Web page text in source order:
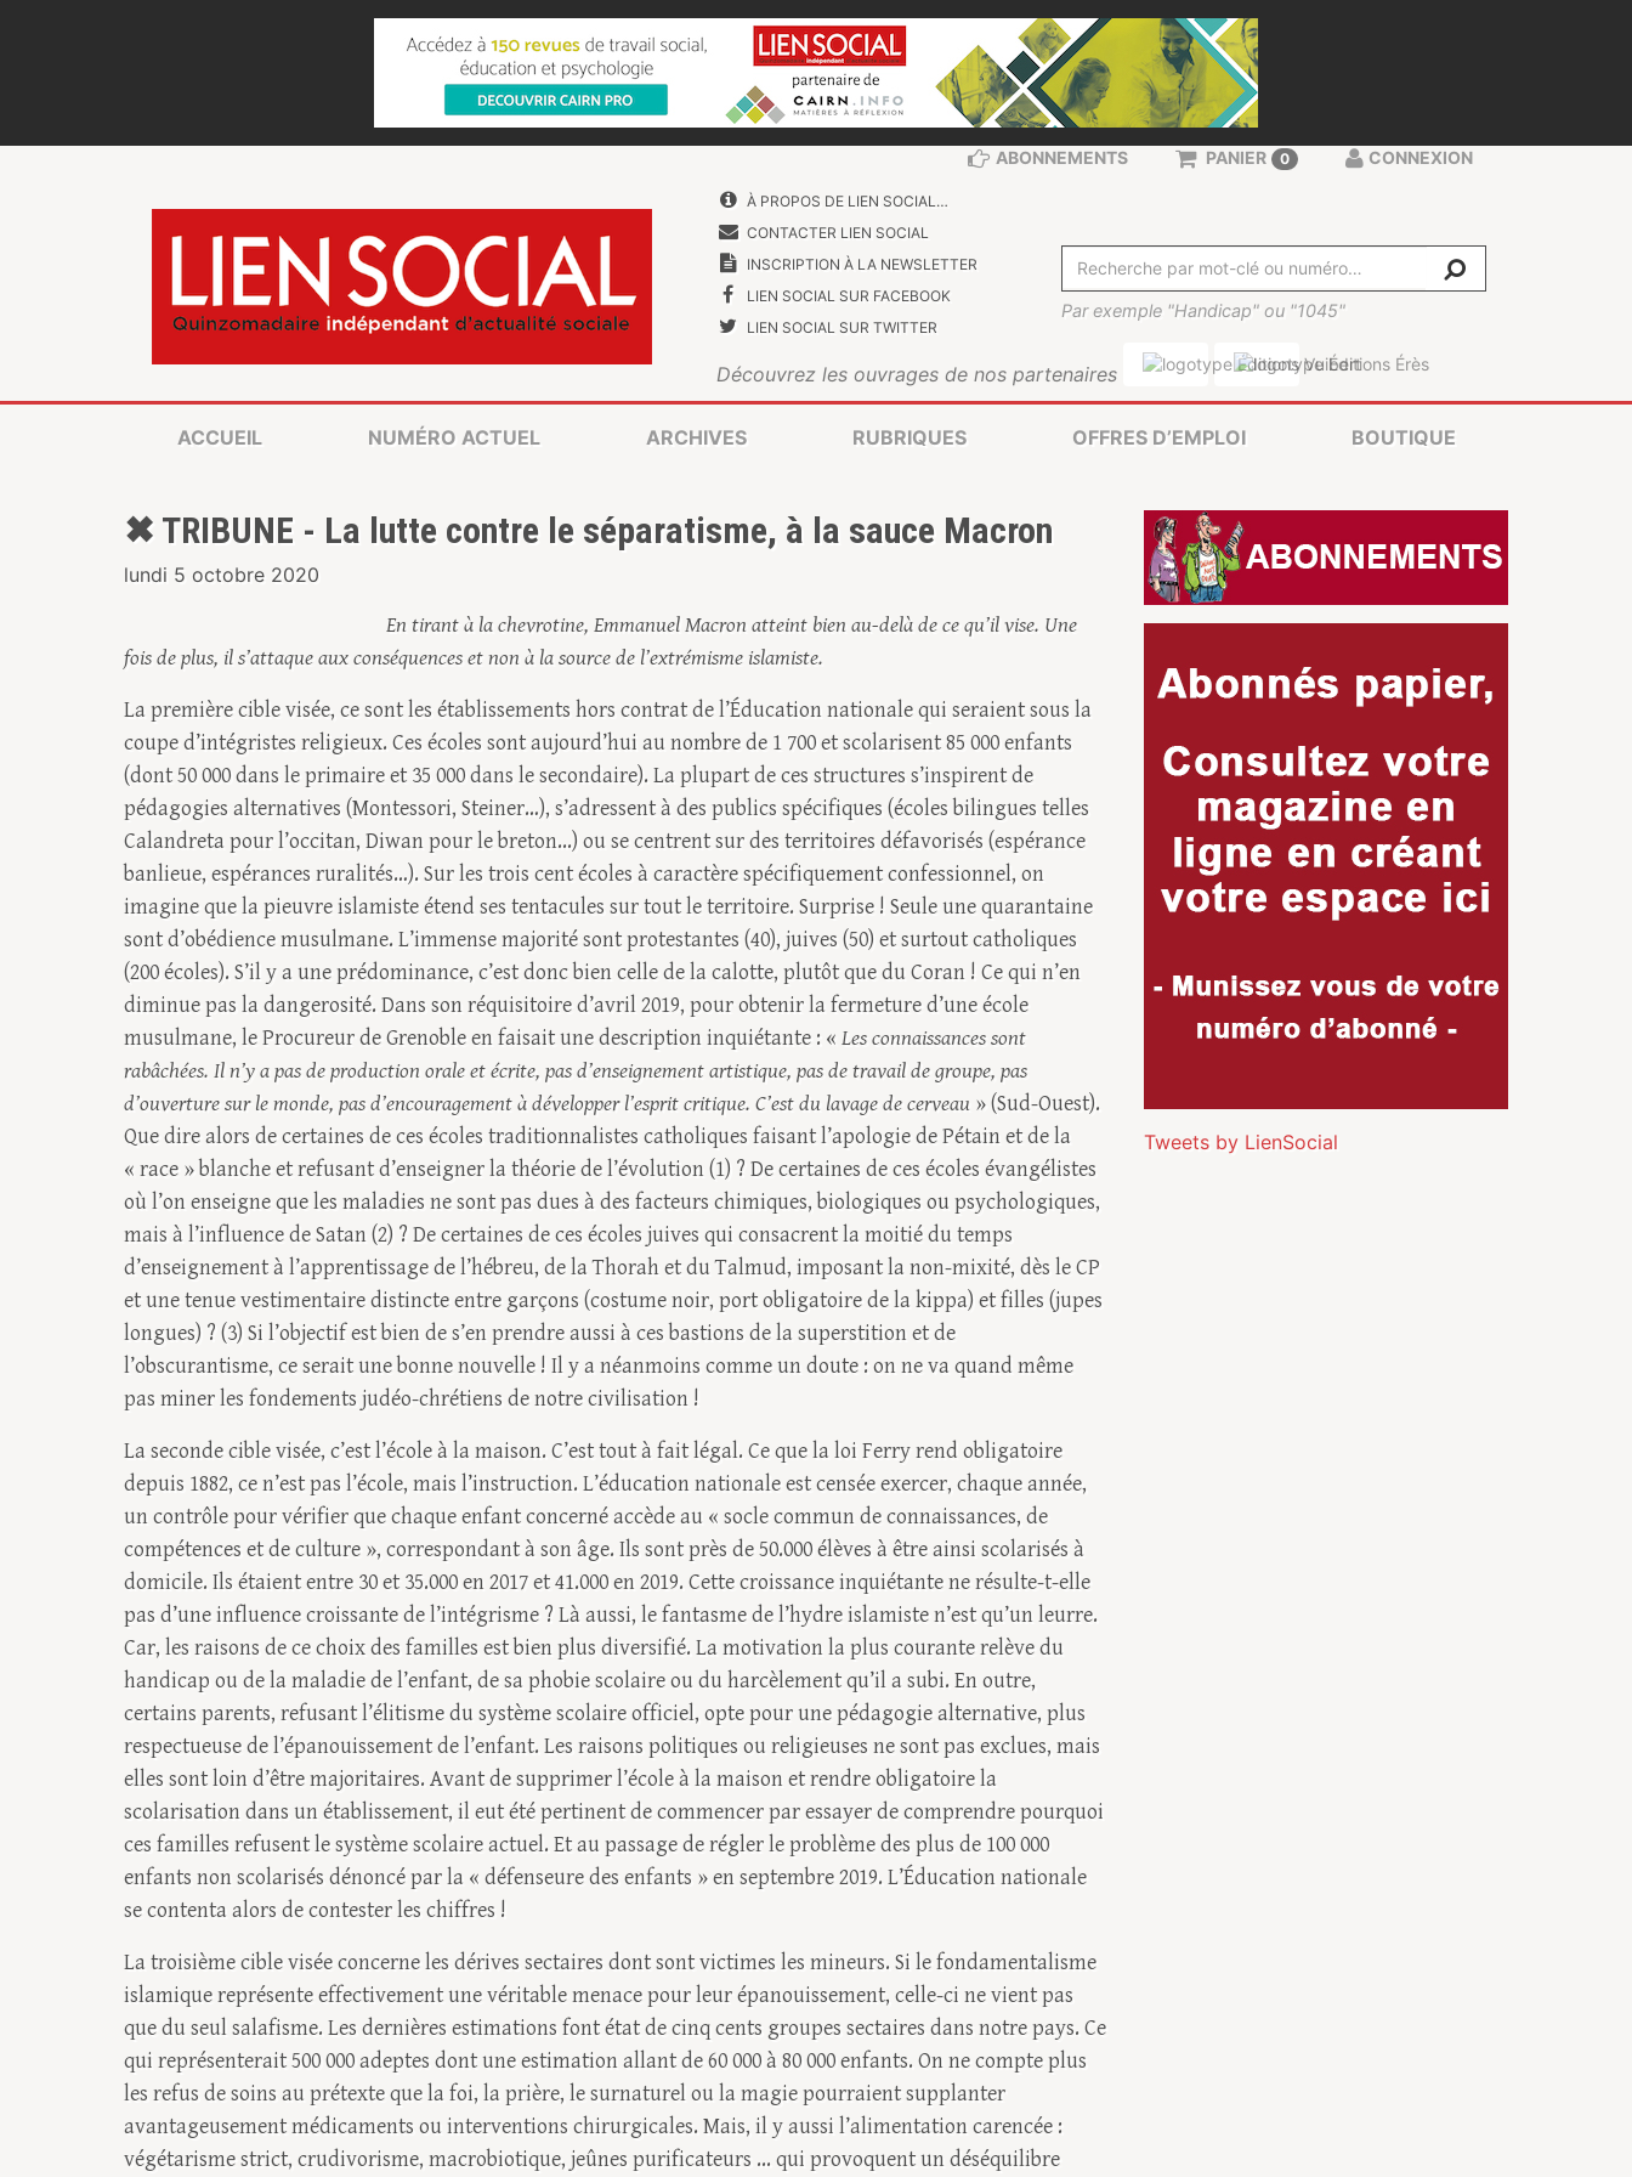
À PROPOS DE LIEN SOCIAL…
CONTACTER LIEN SOCIAL
INSCRIPTION À LA NEWSLETTER
LIEN SOCIAL SUR FACEBOOK
LIEN SOCIAL SUR TWITTER
Par exemple "Handicap" ou "1045"
Découvrez les ouvrages de nos partenaires
ABONNEMENTS PANIER 0 CONNEXION
ACCUEIL NUMÉRO ACTUEL ARCHIVES RUBRIQUES OFFRES D’EMPLOI BOUTIQUE
✖ TRIBUNE - La lutte contre le séparatisme, à la sauce Macron
lundi 5 octobre 2020
En tirant à la chevrotine, Emmanuel Macron atteint bien au-delà de ce qu’il vise. Une
fois de plus, il s’attaque aux conséquences et non à la source de l’extrémisme islamiste.
La première cible visée, ce sont les établissements hors contrat de l’Éducation nationale qui seraient sous la
coupe d’intégristes religieux. Ces écoles sont aujourd’hui au nombre de 1 700 et scolarisent 85 000 enfants
(dont 50 000 dans le primaire et 35 000 dans le secondaire). La plupart de ces structures s’inspirent de
pédagogies alternatives (Montessori, Steiner…), s’adressent à des publics spécifiques (écoles bilingues telles
Calandreta pour l’occitan, Diwan pour le breton...) ou se centrent sur des territoires défavorisés (espérance
banlieue, espérances ruralités…). Sur les trois cent écoles à caractère spécifiquement confessionnel, on
imagine que la pieuvre islamiste étend ses tentacules sur tout le territoire. Surprise ! Seule une quarantaine
sont d’obédience musulmane. L’immense majorité sont protestantes (40), juives (50) et surtout catholiques
(200 écoles). S’il y a une prédominance, c’est donc bien celle de la calotte, plutôt que du Coran ! Ce qui n’en
diminue pas la dangerosité. Dans son réquisitoire d’avril 2019, pour obtenir la fermeture d’une école
musulmane, le Procureur de Grenoble en faisait une description inquiétante : « Les connaissances sont
rabâchées. Il n’y a pas de production orale et écrite, pas d’enseignement artistique, pas de travail de groupe, pas
d’ouverture sur le monde, pas d’encouragement à développer l’esprit critique. C’est du lavage de cerveau » (Sud-Ouest).
Que dire alors de certaines de ces écoles traditionnalistes catholiques faisant l’apologie de Pétain et de la
« race » blanche et refusant d’enseigner la théorie de l’évolution (1) ? De certaines de ces écoles évangélistes
où l’on enseigne que les maladies ne sont pas dues à des facteurs chimiques, biologiques ou psychologiques,
mais à l’influence de Satan (2) ? De certaines de ces écoles juives qui consacrent la moitié du temps
d’enseignement à l’apprentissage de l’hébreu, de la Thorah et du Talmud, imposant la non-mixité, dès le CP
et une tenue vestimentaire distincte entre garçons (costume noir, port obligatoire de la kippa) et filles (jupes
longues) ? (3) Si l’objectif est bien de s’en prendre aussi à ces bastions de la superstition et de
l’obscurantisme, ce serait une bonne nouvelle ! Il y a néanmoins comme un doute : on ne va quand même
pas miner les fondements judéo-chrétiens de notre civilisation !
La seconde cible visée, c’est l’école à la maison. C’est tout à fait légal. Ce que la loi Ferry rend obligatoire
depuis 1882, ce n’est pas l’école, mais l’instruction. L’éducation nationale est censée exercer, chaque année,
un contrôle pour vérifier que chaque enfant concerné accède au « socle commun de connaissances, de
compétences et de culture », correspondant à son âge. Ils sont près de 50.000 élèves à être ainsi scolarisés à
domicile. Ils étaient entre 30 et 35.000 en 2017 et 41.000 en 2019. Cette croissance inquiétante ne résulte-t-elle
pas d’une influence croissante de l’intégrisme ? Là aussi, le fantasme de l’hydre islamiste n’est qu’un leurre.
Car, les raisons de ce choix des familles est bien plus diversifié. La motivation la plus courante relève du
handicap ou de la maladie de l’enfant, de sa phobie scolaire ou du harcèlement qu’il a subi. En outre,
certains parents, refusant l’élitisme du système scolaire officiel, opte pour une pédagogie alternative, plus
respectueuse de l’épanouissement de l’enfant. Les raisons politiques ou religieuses ne sont pas exclues, mais
elles sont loin d’être majoritaires. Avant de supprimer l’école à la maison et rendre obligatoire la
scolarisation dans un établissement, il eut été pertinent de commencer par essayer de comprendre pourquoi
ces familles refusent le système scolaire actuel. Et au passage de régler le problème des plus de 100 000
enfants non scolarisés dénoncé par la « défenseure des enfants » en septembre 2019. L’Éducation nationale
se contenta alors de contester les chiffres !
La troisième cible visée concerne les dérives sectaires dont sont victimes les mineurs. Si le fondamentalisme
islamique représente effectivement une véritable menace pour leur épanouissement, celle-ci ne vient pas
que du seul salafisme. Les dernières estimations font état de cinq cents groupes sectaires dans notre pays. Ce
qui représenterait 500 000 adeptes dont une estimation allant de 60 000 à 80 000 enfants. On ne compte plus
les refus de soins au prétexte que la foi, la prière, le surnaturel ou la magie pourraient supplanter
avantageusement médicaments ou interventions chirurgicales. Mais, il y aussi l’alimentation carencée :
végétarisme strict, crudivorisme, macrobiotique, jeûnes purificateurs ... qui provoquent un déséquilibre
Tweets by LienSocial